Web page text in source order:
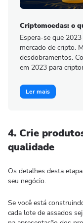
Criptomoedas: o
Espera-se que
mercado de cripto.
desdobramentos.
em 2023 para
Ler mais
4. Crie
qualidade
Os detalhes desta
seu negócio.
Se você está
cada lote de assados